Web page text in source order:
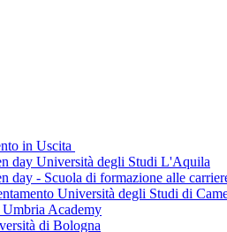
in Uscita
day Università degli Studi L'Aquila
day - Scuola di formazione alle
Università degli Studi di
Academy
di Bologna